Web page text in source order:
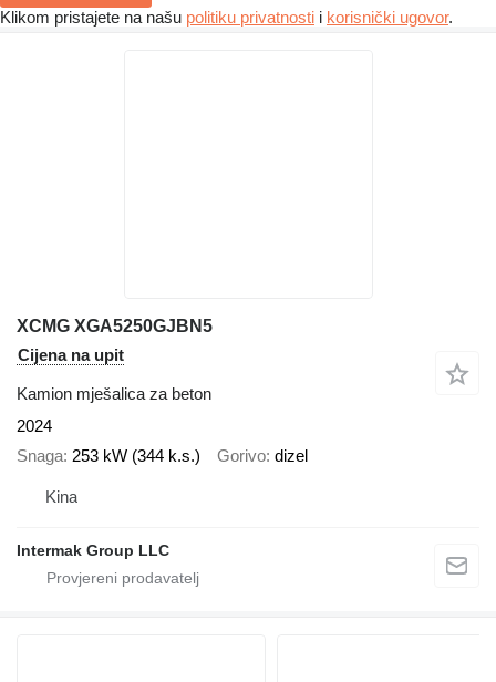
Klikom pristajete na našu politiku privatnosti i korisnički ugovor.
XCMG XGA5250GJBN5
Cijena na upit
Kamion mješalica za beton
2024
Snaga 253 kW (344 k.s.) Gorivo dizel
Kina
Intermak Group LLC